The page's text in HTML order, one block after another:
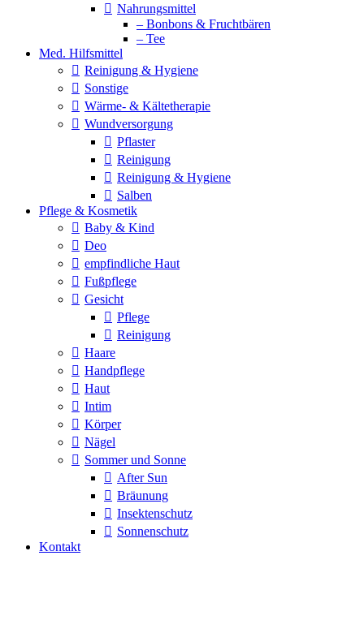
Nahrungsmittel
– Bonbons & Fruchtbären
– Tee
Med. Hilfsmittel
Reinigung & Hygiene
Sonstige
Wärme- & Kältetherapie
Wundversorgung
Pflaster
Reinigung
Reinigung & Hygiene
Salben
Pflege & Kosmetik
Baby & Kind
Deo
empfindliche Haut
Fußpflege
Gesicht
Pflege
Reinigung
Haare
Handpflege
Haut
Intim
Körper
Nägel
Sommer und Sonne
After Sun
Bräunung
Insektenschutz
Sonnenschutz
Kontakt